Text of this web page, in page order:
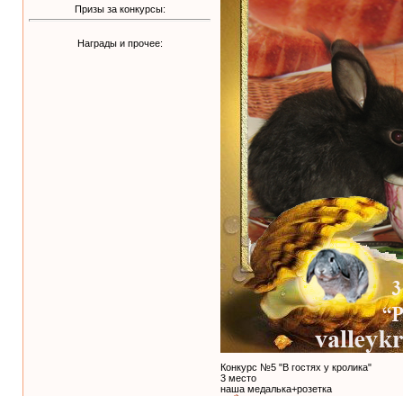
Призы за конкурсы:
Награды и прочее:
Конкурс №5 "В гостях у кролика"
3 место
наша медалька+розетка